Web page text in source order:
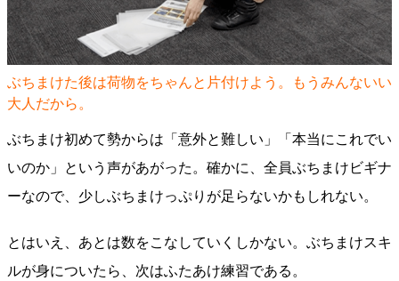
ぶちまけた後は荷物をちゃんと片付けよう。もうみんないい
大人だから。
ぶちまけ初めて勢からは「意外と難しい」「本当にこれでい
いのか」という声があがった。確かに、全員ぶちまけビギナ
ーなので、少しぶちまけっぷりが足らないかもしれない。
とはいえ、あとは数をこなしていくしかない。ぶちまけスキ
ルが身についたら、次はふたあけ練習である。